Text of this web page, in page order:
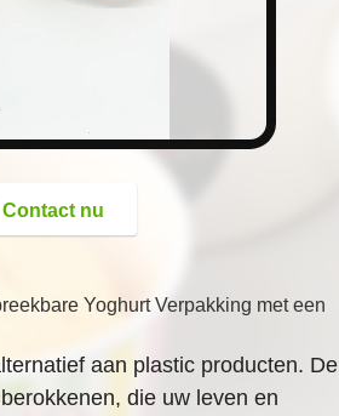
Contact nu
Yoghurt Verpakking met een
aan plastic producten. De
die uw leven en